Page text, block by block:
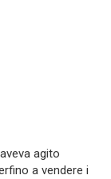
agito
a vendere i